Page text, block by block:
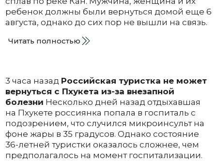
ребенок должны были вернуться домой еще 6
августа, однако до сих пор не вышли на связь.
Читать полностью
3 часа назад Российская туристка не может
вернуться с Пхукета из-за внезапной
болезни Несколько дней назад отдыхавшая
на Пхукете россиянка попала в госпиталь с
подозрением, что случился микроинсульт на
фоне жары в 35 градусов. Однако состояние
36-летней туристки оказалось сложнее, чем
предполагалось на момент госпитализации.